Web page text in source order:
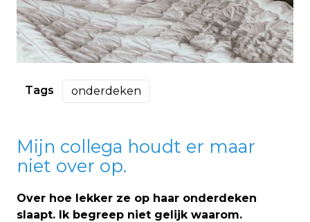
Tags onderdeken
Mijn collega houdt er maar
niet over op.
Over hoe lekker ze op haar onderdeken
slaapt. Ik begreep niet gelijk waarom.